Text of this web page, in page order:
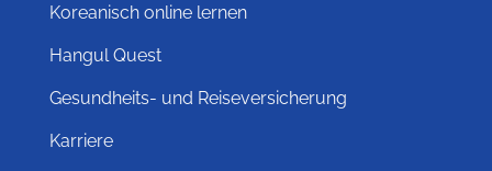
Koreanisch online lernen
Hangul Quest
Gesundheits- und Reiseversicherung
Karriere